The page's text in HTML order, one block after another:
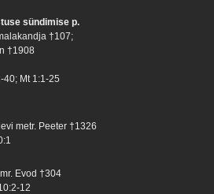
sündimise p.
†107;
†1908
40; Mt 1:1-25
metr. Peeter †1326
Evod †304
12